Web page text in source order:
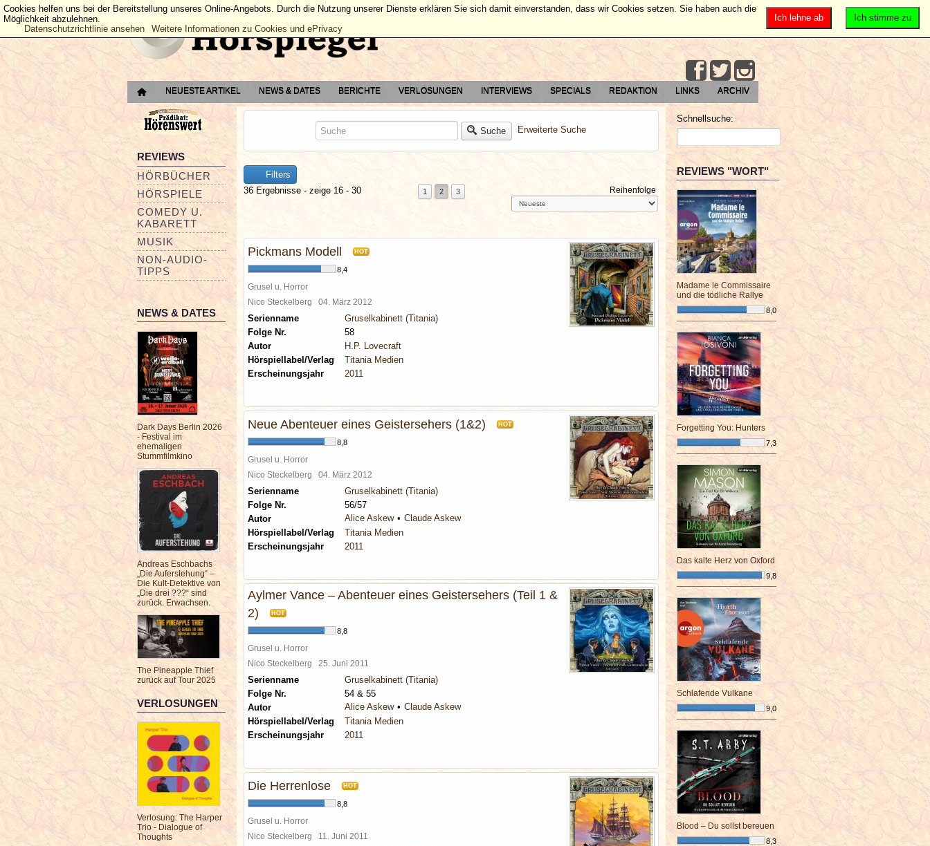
NEUESTE ARTIKEL NEWS & DATES BERICHTE VERLOSUNGEN INTERVIEWS SPECIALS REDAKTION LINKS ARCHIV
REVIEWS
HÖRBÜCHER
HÖRSPIELE
COMEDY U.
KABARETT
MUSIK
NON-AUDIO-
TIPPS
NEWS & DATES
Dark Days Berlin 2026
- Festival im
ehemaligen
Stummfilmkino
Andreas Eschbachs
„Die Auferstehung“ –
Die Kult-Detektive von
„Die drei ???“ sind
zurück. Erwachsen.
The Pineapple Thief
zurück auf Tour 2025
VERLOSUNGEN
Verlosung: The Harper
Trio - Dialogue of
Thoughts
Suche Erweiterte Suche
Filters
36 Ergebnisse - zeige 16 - 30
1 2 3 Reihenfolge
Pickmans Modell HOT
8,4
Grusel u. Horror
Nico Steckelberg 04. März 2012
Serienname
Gruselkabinett (Titania)
Folge Nr.
58
Autor
H.P. Lovecraft
Hörspiellabel/Verlag
Titania Medien
Erscheinungsjahr
2011
Neue Abenteuer eines Geistersehers (1&2) HOT
8,8
Grusel u. Horror
Nico Steckelberg 04. März 2012
Serienname
Gruselkabinett (Titania)
Folge Nr.
56/57
Autor
Alice Askew
Claude Askew
Hörspiellabel/Verlag
Titania Medien
Erscheinungsjahr
2011
Aylmer Vance – Abenteuer eines Geistersehers (Teil 1 &
2)
HOT
8,8
Grusel u. Horror
Nico Steckelberg 25. Juni 2011
Serienname
Gruselkabinett (Titania)
Folge Nr.
54 & 55
Autor
Alice Askew
Claude Askew
Hörspiellabel/Verlag
Titania Medien
Erscheinungsjahr
2011
Die Herrenlose HOT
8,8
Grusel u. Horror
Nico Steckelberg 11. Juni 2011
Schnellsuche:
REVIEWS "WORT"
Madame le Commissaire
und die tödliche Rallye
8,0
¯¯¯¯¯¯¯¯¯¯¯¯¯¯¯¯¯¯¯¯¯¯¯¯
Forgetting You: Hunters
7,3
¯¯¯¯¯¯¯¯¯¯¯¯¯¯¯¯¯¯¯¯¯¯¯¯
Das kalte Herz von Oxford
9,8
¯¯¯¯¯¯¯¯¯¯¯¯¯¯¯¯¯¯¯¯¯¯¯¯
Schlafende Vulkane
9,0
¯¯¯¯¯¯¯¯¯¯¯¯¯¯¯¯¯¯¯¯¯¯¯¯
Blood – Du sollst bereuen
8,3
Ich stimme zu
Ich lehne ab
Cookies helfen uns bei der Bereitstellung unseres Online-Angebots. Durch die Nutzung unserer Dienste erklären Sie sich damit einverstanden, dass wir Cookies setzen. Sie haben auch die
Möglichkeit abzulehnen.
Datenschutzrichtlinie ansehen
Weitere Informationen zu Cookies und ePrivacy